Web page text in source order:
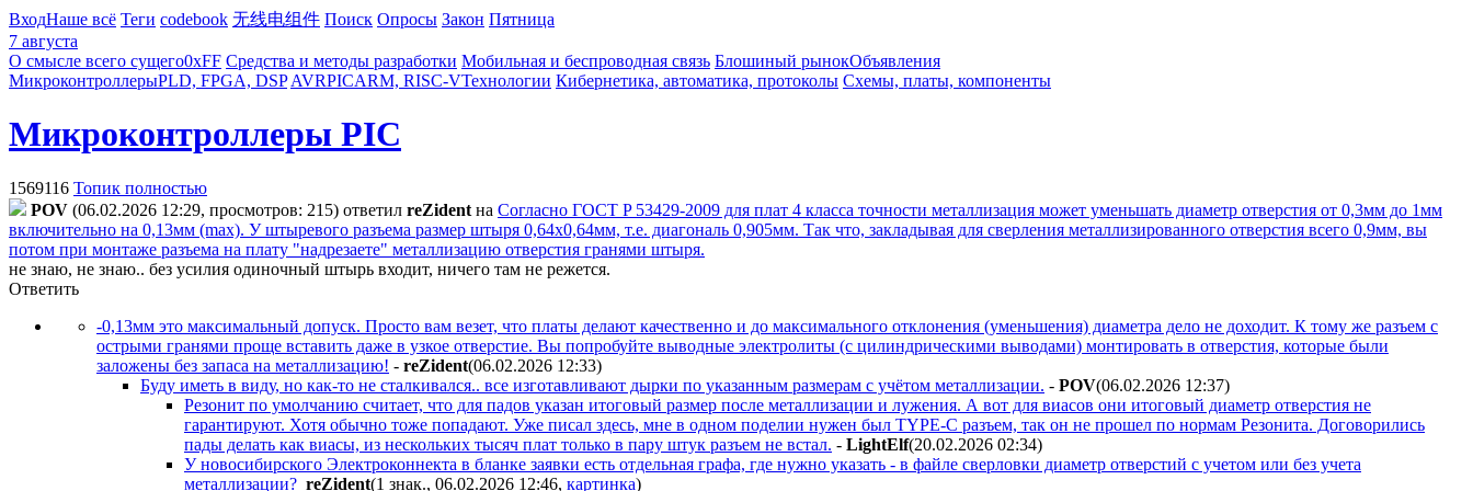
ВходНаше всё Теги codebook 无线电组件 Поиск Опросы Закон Пятница
7 августа
О смысле всего сущего0xFF Средства и методы разработки Мобильная и беспроводная связь Блошиный рынокОбъявления
МикроконтроллерыPLD, FPGA, DSP AVRPICARM, RISC-VТехнологии Кибернетика, автоматика, протоколы Схемы, платы, компоненты
Микроконтроллеры PIC
1569116 Топик полностью
POV (06.02.2026 12:29, просмотров: 215) ответил reZident на Согласно ГOCT P 53429-2009 для плат 4 класса точности металлизация может уменьшать диаметр отверстия от 0,3мм до 1мм
включительно на 0,13мм (max). У штыревого разъема размер штыря 0,64х0,64мм, т.е. диагональ 0,905мм. Так что, закладывая для сверления металлизированного отверстия всего 0,9мм, вы
потом при монтаже разъема на плату "надрезаете" металлизацию отверстия гранями штыря.
не знаю, не знаю.. без усилия одиночный штырь входит, ничего там не режется.
Ответить
-0,13мм это максимальный допуск. Просто вам везет, что платы делают качественно и до максимального отклонения (уменьшения) диаметра дело не доходит. К тому же разъем с
острыми гранями проще вставить даже в узкое отверстие. Вы попробуйте выводные электролиты (с цилиндрическими выводами) монтировать в отверстия, которые были
заложены без запаса на металлизацию! - reZident(06.02.2026 12:33)
Буду иметь в виду, но как-то не сталкивался.. все изготавливают дырки по указанным размерам с учётом металлизации. - POV(06.02.2026 12:37)
Резонит по умолчанию считает, что для падов указан итоговый размер после металлизации и лужения. А вот для виасов они итоговый диаметр отверстия не
гарантируют. Хотя обычно тоже попадают. Уже писал здесь, мне в одном поделии нужен был TYPE-C разъем, так он не прошел по нормам Резонита. Договорились
пады делать как виасы, из нескольких тысяч плат только в пару штук разъем не встал. - LightElf(20.02.2026 02:34)
У новосибирского Электроконнекта в бланке заявки есть отдельная графа, где нужно указать - в файле сверловки диаметр отверстий с учетом или без учета
металлизации? reZident(1 знак., 06.02.2026 12:46, картинка)